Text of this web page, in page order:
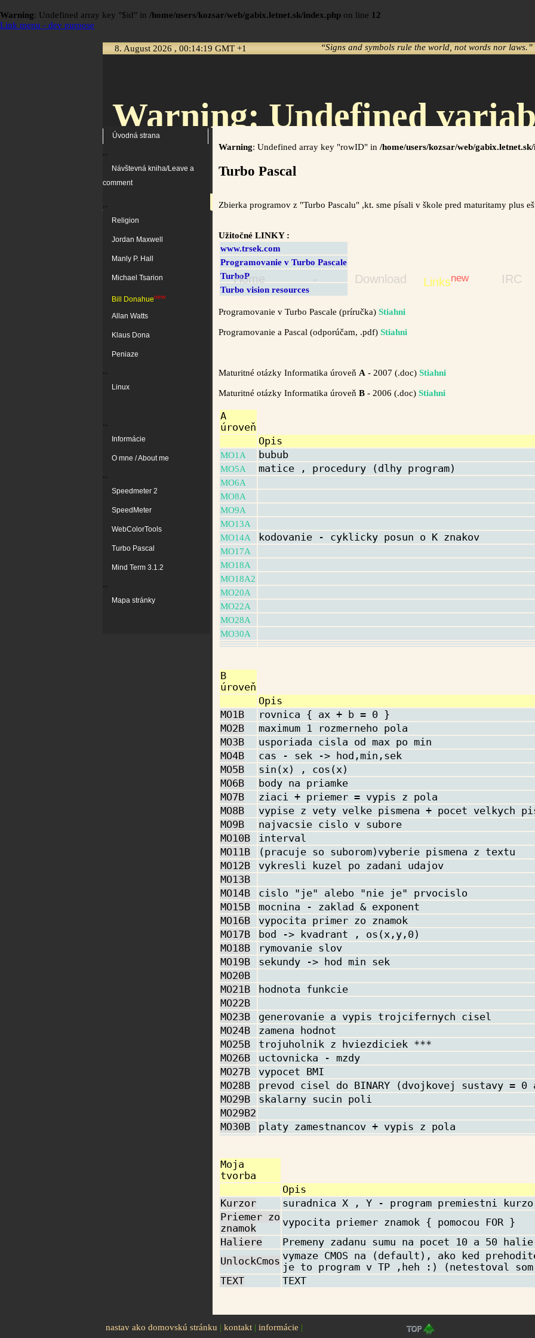
Warning: Undefined array key "$id" in /home/users/kozsar/web/gabix.letnet.sk/index.php on line 12
Link menu - dev purpose
8. August 2026 , 00:14:19 GMT +1 “Signs and symbols rule the world, not words nor laws.”
Warning: Undefined
in
/home/users/kozsar/web/
on line
Home - Download Linksnew IRC
Úvodná strana
..
Návštevná kniha/Leave a
comment
..
Religion
Jordan Maxwell
Manly P. Hall
Michael Tsarion
Bill Donahuenew
Allan Watts
Klaus Dona
Peniaze
..
Linux
..
Informácie
O mne / About me
..
Speedmeter 2
SpeedMeter
WebColorTools
Turbo Pascal
Mind Term 3.1.2
..
Mapa stránky
Warning: Undefined array key "rowID" in /home/users/kozsar/web/
Turbo Pascal
Zbierka programov z "Turbo Pascalu" ,kt. sme písali v škole pred maturitamy plus
Užitočné LINKY :
www.trsek.com
Programovanie v Turbo Pascale
TurboP
Turbo vision resources
Programovanie v Turbo Pascale (príručka) Stiahni
Programovanie a Pascal (odporúčam, .pdf) Stiahni
Maturitné otázky Informatika úroveň A - 2007 (.doc) Stiahni
Maturitné otázky Informatika úroveň B - 2006 (.doc) Stiahni
A
úroveň
Opis
MO1A bubub
MO5A matice , procedury (dlhy program)
MO6A
MO8A
MO9A
MO13A
MO14A
kodovanie - cyklicky posun o K znakov
MO17A
MO18A
MO18A2
MO20A
MO22A
MO28A
MO30A
B
úroveň
Opis
MO1B
rovnica { ax + b = 0 }
MO2B
maximum 1 rozmerneho pola
MO3B
usporiada cisla od max po min
MO4B
cas - sek -> hod,min,sek
MO5B
sin(x) , cos(x)
MO6B
body na priamke
MO7B
ziaci + priemer = vypis z pola
MO8B
vypise z vety velke pismena + pocet velkych
MO9B
najvacsie cislo v subore
MO10B
interval
MO11B
(pracuje so suborom)vyberie pismena z textu
MO12B
vykresli kuzel po zadani udajov
MO13B
MO14B
cislo "je" alebo "nie je" prvocislo
MO15B
mocnina - zaklad & exponent
MO16B
vypocita primer zo znamok
MO17B
bod -> kvadrant , os(x,y,0)
MO18B
rymovanie slov
MO19B
sekundy -> hod min sek
MO20B
MO21B
hodnota funkcie
MO22B
MO23B
generovanie a vypis trojcifernych cisel
MO24B
zamena hodnot
MO25B
trojuholnik z hviezdiciek ***
MO26B
uctovnicka - mzdy
MO27B
vypocet BMI
MO28B
prevod cisel do BINARY (dvojkovej sustavy = 0
MO29B
skalarny sucin poli
MO29B2
MO30B
platy zamestnancov + vypis z pola
Moja
tvorba
Opis
Kurzor
suradnica X , Y - program premiestni
Priemer zo
znamok
vypocita priemer znamok { pomocou FOR }
Haliere
Premeny zadanu sumu na pocet 10 a 50
UnlockCmos vymaze CMOS na (default), ako ked
je to program v TP ,heh :) (netestoval
TEXT
TEXT
nastav ako domovskú stránku | kontakt | informácie |